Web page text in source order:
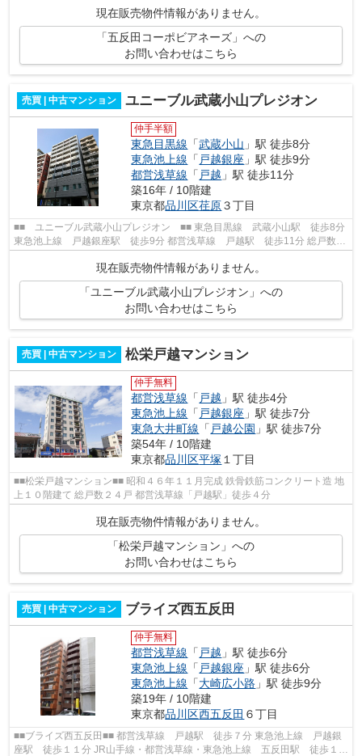
現在販売物件情報がありません。
「五反田コーポビアネーズ」への
お問い合わせはこちら
売買 | 中古マンション ユニーブル武蔵小山プレジオン
仲手半額
東急目黒線 「武蔵小山 」駅 徒歩8分
東急池上線 「 戸越銀座 」駅 徒歩9分
都営浅草線 「 戸越 」駅 徒歩11分
築16年 / 10階建
東京都品川区荏原３丁目
■■ ユニーブル武蔵小山プレジオン ■■ 東急目黒線 武蔵小山駅 徒歩8分
東急池上線 戸越銀座駅 徒歩9分 都営浅草線 戸越駅 徒歩11分 総戸数
33戸 鉄筋コンクリート造10階建 2...
現在販売物件情報がありません。
「ユニーブル武蔵小山プレジオン」への
お問い合わせはこちら
売買 | 中古マンション 松栄戸越マンション
仲手無料
都営浅草線 「 戸越 」駅 徒歩4分
東急池上線 「 戸越銀座 」駅 徒歩7分
東急大井町線 「 戸越公園 」駅 徒歩7分
築54年 / 10階建
東京都品川区平塚１丁目
■■松栄戸越マンション■■ 昭和４６年１１月完成 鉄骨鉄筋コンクリート造 地
上１０階建て 総戸数２４戸 都営浅草線「戸越駅」徒歩４分
現在販売物件情報がありません。
「松栄戸越マンション」への
お問い合わせはこちら
売買 | 中古マンション ブライズ西五反田
仲手無料
都営浅草線 「 戸越 」駅 徒歩6分
東急池上線 「 戸越銀座 」駅 徒歩6分
東急池上線 「大崎広小路 」駅 徒歩9分
築19年 / 10階建
東京都品川区西五反田 ６丁目
■■ブライズ西五反田■■ 都営浅草線 戸越駅 徒歩７分 東急池上線 戸越銀
座駅 徒歩１１分 JR山手線・都営浅草線・東急池上線 五反田駅 徒歩１１